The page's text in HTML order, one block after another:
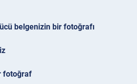
belgenizin bir fotoğrafı
fotoğraf